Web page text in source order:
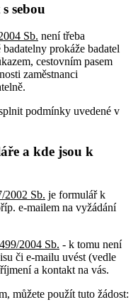
sebou
Sb. není třeba
prokáže badatel
cestovním pasem
zaměstnanci
podmínky uvedené v
a kde jsou k
2002 Sb. je formulář k
e-mailem na vyžádání
2004 Sb. - k tomu není
či e-mailu uvést (vedle
a kontakt na vás.
můžete použít tuto žádost: